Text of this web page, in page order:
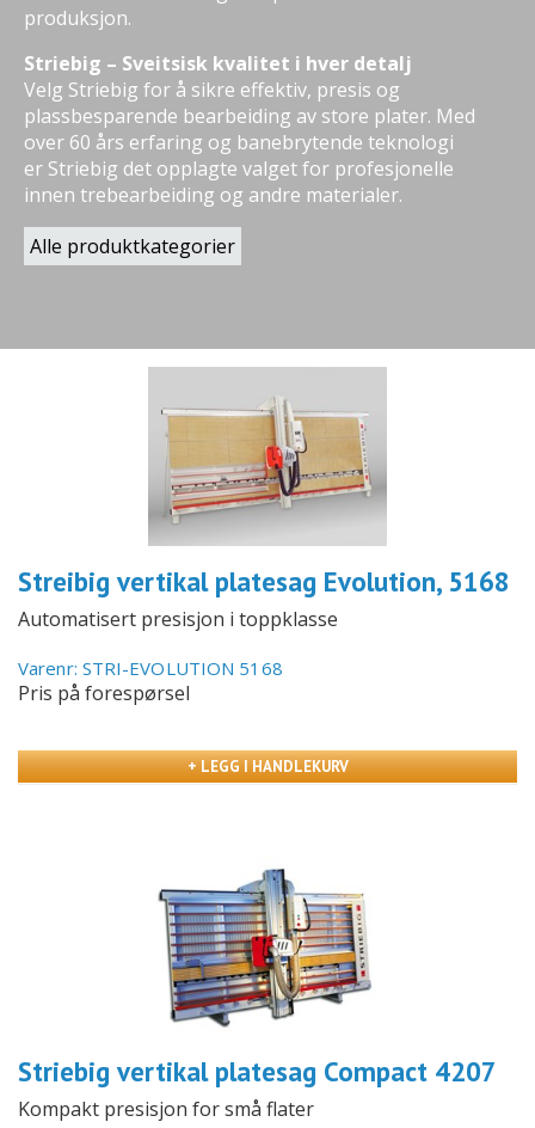
produksjon.
Striebig – Sveitsisk kvalitet i hver detalj
Velg Striebig for å sikre effektiv, presis og
plassbesparende bearbeiding av store plater. Med
over 60 års erfaring og banebrytende teknologi
er Striebig det opplagte valget for profesjonelle
innen trebearbeiding og andre materialer.
Alle produktkategorier
Streibig vertikal platesag Evolution, 5168
Automatisert presisjon i toppklasse
Varenr: STRI-EVOLUTION 5168
Pris på forespørsel
+ LEGG I HANDLEKURV
Striebig vertikal platesag Compact 4207
Kompakt presisjon for små flater